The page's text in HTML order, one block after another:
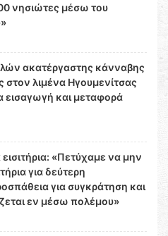
νησιώτες μέσω του
ακατέργαστης κάνναβης
στον λιμένα Ηγουμενίτσας
εισαγωγή και μεταφορά
εισιτήρια: «Πετύχαμε να μην
για δεύτερη
για συγκράτηση και
εν μέσω πολέμου»